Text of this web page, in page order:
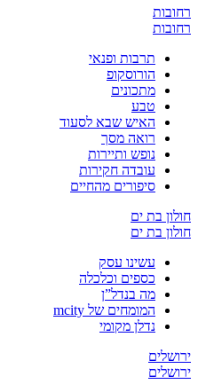
תרבות ופנאי
הורוסקופ
מתכונים
טבע
האיש שבא לסעוד
רואה מסך
נופש ותיירות
עובדה חקירות
סיפורים מהחיים
בת ים
בת ים
עשינו עסק
כספים וכלכלה
מה בנדל”ן
המומחים של mcity
נדלן מקומי